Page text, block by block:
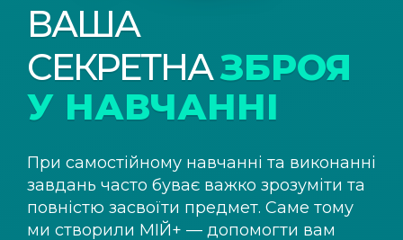
ВАША
СЕКРЕТНАЗБРОЯ
У НАВЧАННІ
При самостійному навчанні та виконанні
завдань часто буває важко зрозуміти та
повністю засвоїти предмет. Саме тому
ми створили МІЙ+ — допомогти вам